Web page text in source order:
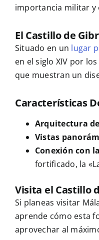
importancia militar y
El Castillo de
Situado en un lugar
en el siglo XIV por
que muestran un
Características
Arquitectura
Vistas
Conexión con
fortificado, la
Visita el Castillo
Si planeas visitar
aprende cómo esta
aprovechar al